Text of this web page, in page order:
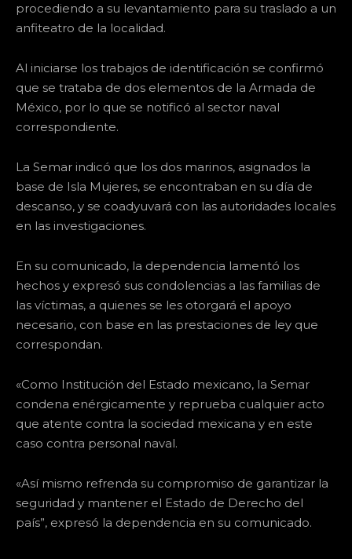
procediendo a su levantamiento para su traslado a un
anfiteatro de la localidad.
Al iniciarse los trabajos de identificación se confirmó
que se trataba de dos elementos de la Armada de
México, por lo que se notificó al sector naval
correspondiente.
La Semar indicó que los dos marinos, asignados la
base de Isla Mujeres, se encontraban en su día de
descanso, y se coadyuvará con las autoridades locales
en las investigaciones.
En su comunicado, la dependencia lamentó los
hechos y expresó sus condolencias a las familias de
las víctimas, a quienes se les otorgará el apoyo
necesario, con base en las prestaciones de ley que
correspondan.
«Como Institución del Estado mexicano, la Semar
condena enérgicamente y reprueba cualquier acto
que atente contra la sociedad mexicana y en este
caso contra personal naval.
«Así mismo refrenda su compromiso de garantizar la
seguridad y mantener el Estado de Derecho del
país”, expresó la dependencia en su comunicado.